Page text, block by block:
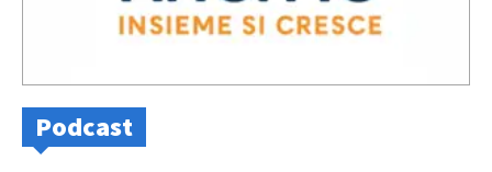
Podcast